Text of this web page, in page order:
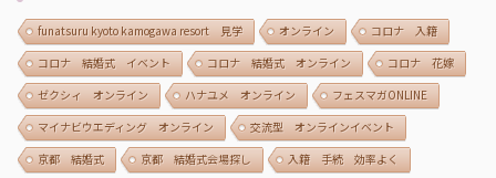
funatsuru kyoto kamogawa resort 見学 オンライン
コロナ 入籍
コロナ 結婚式 イベント
コロナ 結婚式 オンライン
コロナ 花嫁
ゼクシィ オンライン
ハナユメ オンライン
フェスマガONLINE
マイナビウエディング オンライン
交流型 オンラインイベント
京都 結婚式
京都 結婚式会場探し 入籍 手続 効率よく